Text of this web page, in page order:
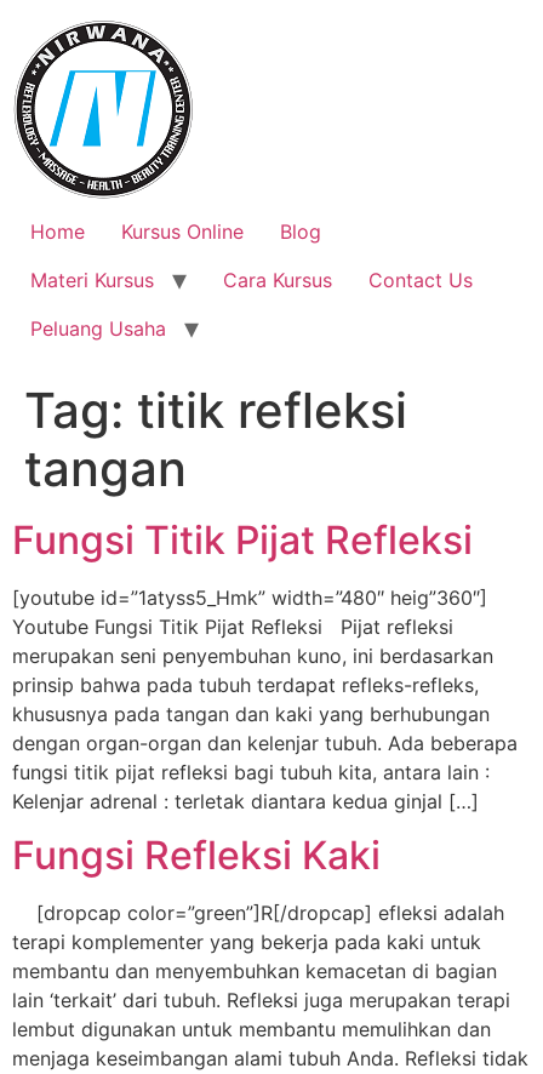
content
Home Kursus Online
Blog
Materi Kursus
Cara Kursus
Contact Us
Peluang Usaha
Tag: titik refleksi
tangan
Fungsi Titik Pijat Refleksi
[youtube id=”1atyss5_Hmk” width=”480″ heig”360″]
Youtube Fungsi Titik Pijat Refleksi Pijat refleksi
merupakan seni penyembuhan kuno, ini berdasarkan
prinsip bahwa pada tubuh terdapat refleks-refleks,
khususnya pada tangan dan kaki yang berhubungan
dengan organ-organ dan kelenjar tubuh. Ada beberapa
fungsi titik pijat refleksi bagi tubuh kita, antara lain :
Kelenjar adrenal : terletak diantara kedua ginjal […]
Fungsi Refleksi Kaki
[dropcap color=”green”]R[/dropcap] efleksi adalah
terapi komplementer yang bekerja pada kaki untuk
membantu dan menyembuhkan kemacetan di bagian
lain ‘terkait’ dari tubuh. Refleksi juga merupakan terapi
lembut digunakan untuk membantu memulihkan dan
menjaga keseimbangan alami tubuh Anda. Refleksi tidak